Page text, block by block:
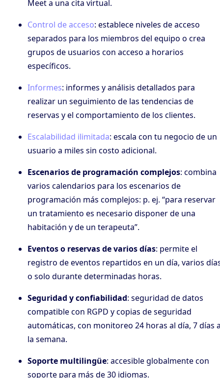
Meet a una cita virtual.
Control de acceso: establece niveles de acceso
separados para los miembros del equipo o crea
grupos de usuarios con acceso a horarios
específicos.
Informes: informes y análisis detallados para
realizar un seguimiento de las tendencias de
reservas y el comportamiento de los clientes.
Escalabilidad ilimitada: escala con tu negocio de un
usuario a miles sin costo adicional.
Escenarios de programación complejos: combina
varios calendarios para los escenarios de
programación más complejos: p. ej. “para reservar
un tratamiento es necesario disponer de una
habitación y de un terapeuta”.
Eventos o reservas de varios días: permite el
registro de eventos repartidos en un día, varios
o solo durante determinadas horas.
Seguridad y confiabilidad: seguridad de datos
compatible con RGPD y copias de seguridad
automáticas, con monitoreo 24 horas al día, 7 días
la semana.
Soporte multilingüe: accesible globalmente con
soporte para más de 30 idiomas.